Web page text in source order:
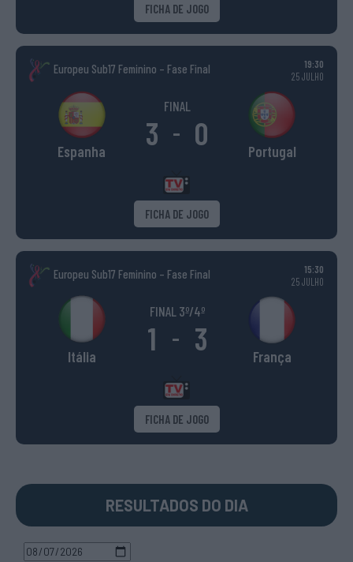
FICHA DE JOGO
Europeu Sub17 Feminino – Fase Final
19:30
25 JULHO
Espanha
FINAL
3 - 0 Portugal
FICHA DE JOGO
Europeu Sub17 Feminino – Fase Final
15:30
25 JULHO
Itália
FINAL 3º/4º
1 - 3 França
FICHA DE JOGO
RESULTADOS DO DIA